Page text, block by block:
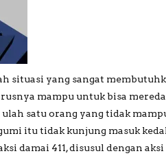
situasi yang sangat
mampu untuk bisa
satu orang yang tidak
itu tidak kunjung masuk
damai 411, disusul dengan aksi